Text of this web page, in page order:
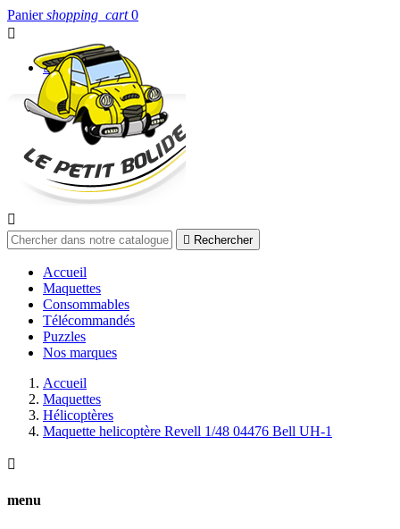
Panier shopping_cart 0

 Connexion

 Rechercher
Accueil
Maquettes
Consommables
Télécommandés
Puzzles
Nos marques
Accueil
Maquettes
Hélicoptères
Maquette helicoptère Revell 1/48 04476 Bell UH-1

menu